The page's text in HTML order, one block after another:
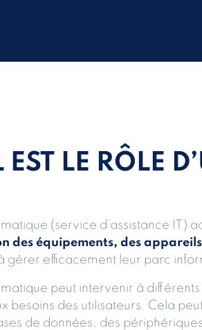
EST LE RÔLE
(service d’assistance
des équipements, des appareils
gérer efficacement leur parc
peut intervenir à
besoins des utilisateurs. Cela
de données, des